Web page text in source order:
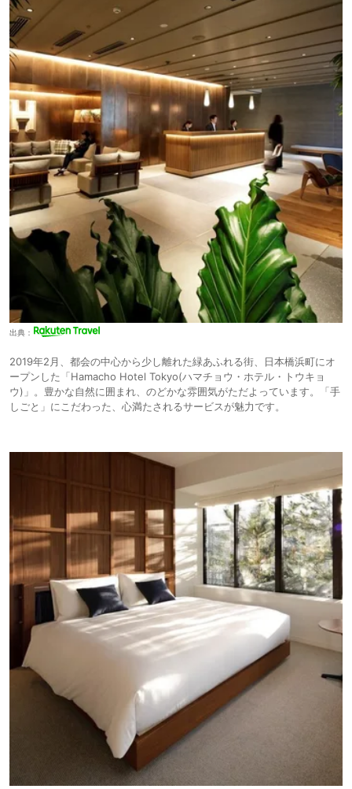
出典：
2019年2月、都会の中心から少し離れた緑あふれる街、日本橋浜町にオ
ープンした「Hamacho Hotel Tokyo(ハマチョウ・ホテル・トウキョ
ウ)」。豊かな自然に囲まれ、のどかな雰囲気がただよっています。「手
しごと」にこだわった、心満たされるサービスが魅力です。